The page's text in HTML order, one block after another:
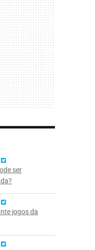
ser
jogos da